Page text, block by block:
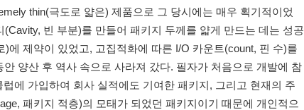
thin(극도로 얇은) 제품으로 그 당시에는 매우 획기적이었
빈 부분)를 만들어 패키지 두께를 얇게 만드는 데는 성공
)에 제약이 있었고, 고집적화에 따른 I/O 카운트(count, 핀 수)를
양산 후 역사 속으로 사라져 갔다. 필자가 처음으로 개발에 참
에 가입하여 회사 실적에도 기여한 패키지, 그리고 현재의 주
패키지 적층)의 모태가 되었던 패키지이기 때문에 개인적으